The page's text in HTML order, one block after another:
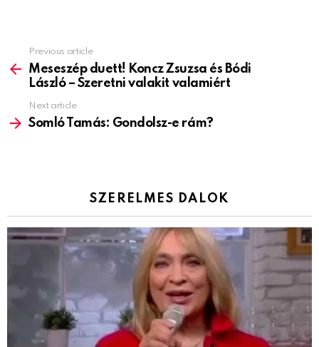
more
Previous article
Meseszép duett! Koncz Zsuzsa és Bódi
László – Szeretni valakit valamiért
Next article
Somló Tamás: Gondolsz-e rám?
SZERELMES DALOK